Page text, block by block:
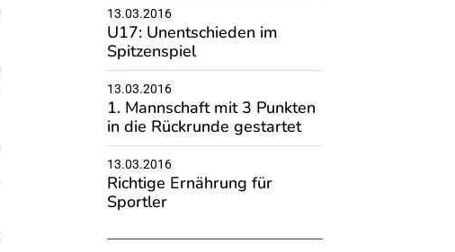
13.03.2016
U17: Unentschieden im
Spitzenspiel
13.03.2016
1. Mannschaft mit 3 Punkten
in die Rückrunde gestartet
13.03.2016
Richtige Ernährung für
Sportler